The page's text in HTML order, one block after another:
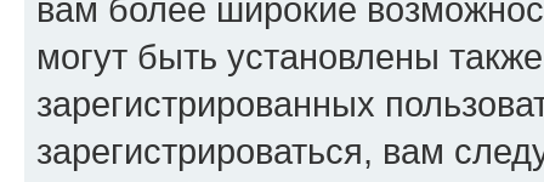
вам более широкие
могут быть установлены
зарегистрированных
зарегистрироваться, вам